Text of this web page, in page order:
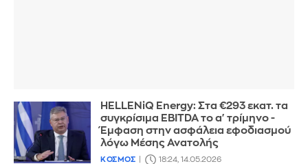
HELLENiQ Energy: Στα €293 εκατ. τα
συγκρίσιμα EBITDA το α' τρίμηνο -
Έμφαση στην ασφάλεια εφοδιασμού
λόγω Μέσης Ανατολής
ΚΟΣΜΟΣ 18:24, 14.05.2026